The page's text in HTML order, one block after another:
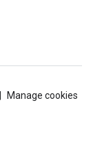
Manage cookies